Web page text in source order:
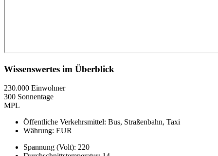
Wissenswertes im Überblick
230.000 Einwohner
300 Sonnentage
MPL
Öffentliche Verkehrsmittel: Bus, Straßenbahn, Taxi
Währung: EUR
Spannung (Volt): 220